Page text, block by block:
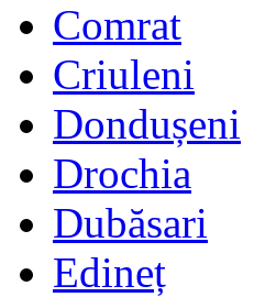
Comrat
Criuleni
Dondușeni
Drochia
Dubăsari
Edineț